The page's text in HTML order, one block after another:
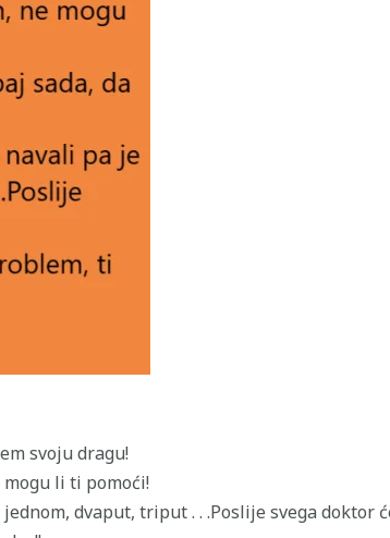
svoju dragu!
li ti pomoći!
dvaput, triput . . .Poslije svega doktor